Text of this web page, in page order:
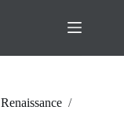
Renaissance /